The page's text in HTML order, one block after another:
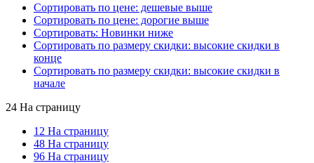
Сортировать по цене: дешевые выше
Сортировать по цене: дорогие выше
Сортировать: Новинки ниже
Сортировать по размеру скидки: высокие скидки в
конце
Сортировать по размеру скидки: высокие скидки в
начале
24 На страницу
12 На страницу
48 На страницу
96 На страницу